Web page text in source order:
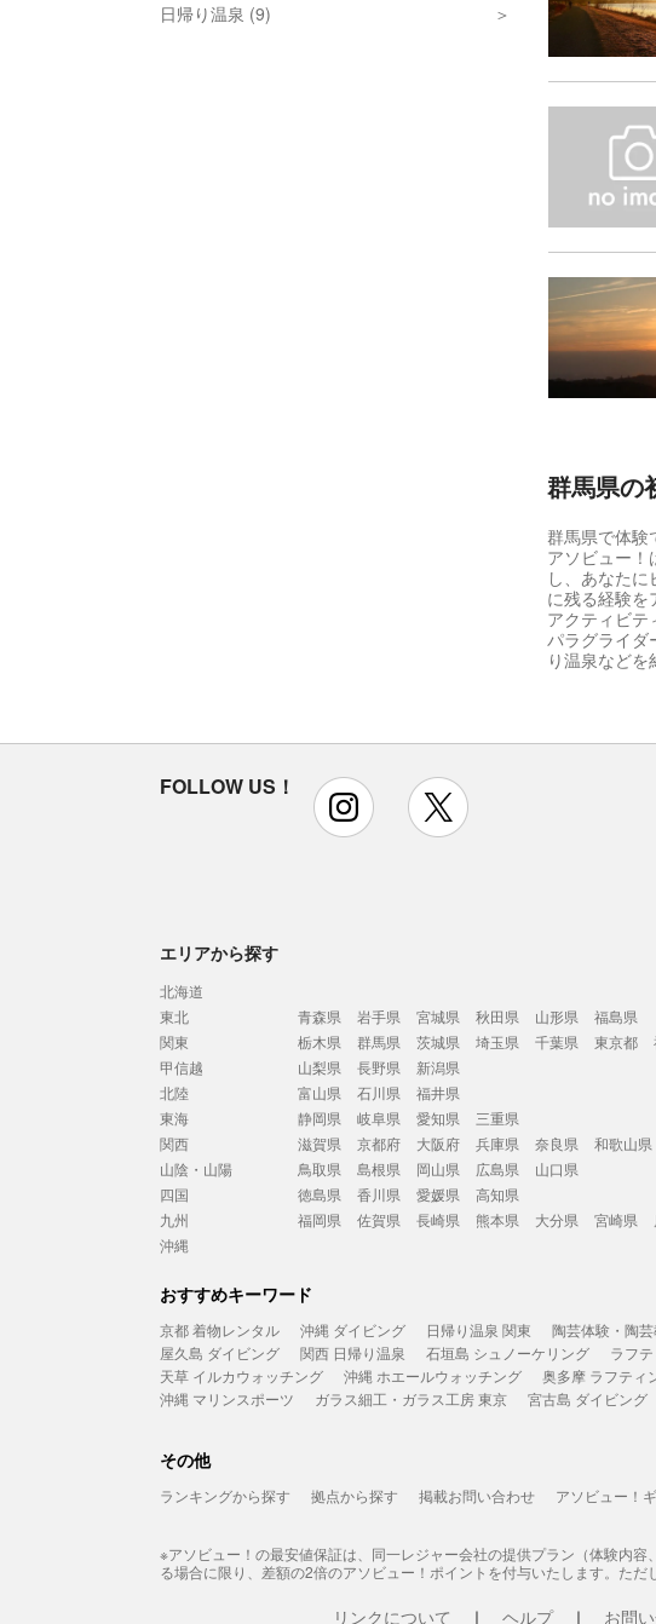
日帰り温泉 (9)
群馬県の
群馬県で体験
アソビュー！
し、あなた
に残る経験を
アクティビテ
パラグライダ
り温泉などを
FOLLOW US！ instagram
エリアから探す
北海道
東北
青森県 岩手県 宮城県 秋田県 山形県
福島県
関東
栃木県 群馬県 茨城県 埼玉県 千葉県 東京都
甲信越
山梨県 長野県
新潟県
北陸
富山県 石川県
福井県
東海
静岡県 岐阜県 愛知県
三重県
関西
滋賀県 京都府 大阪府 兵庫県 奈良県
和歌山県
山陰・山陽
鳥取県 島根県 岡山県 広島県
山口県
四国
徳島県 香川県 愛媛県
高知県
九州
福岡県 佐賀県 長崎県 熊本県 大分県 宮崎県
沖縄
おすすめキーワード
京都 着物レンタル 沖縄 ダイビング 日帰り温泉 関東 陶芸体験・陶
屋久島 ダイビング
関西 日帰り温泉 石垣島 シュノーケリング ラフ
天草 イルカウォッチング
沖縄 ホエールウォッチング 奥多摩 ラフティ
沖縄 マリンスポーツ
ガラス細工・ガラス工房 東京 宮古島 ダイビング
その他
ランキングから探す 拠点から探す 掲載お問い合わせ アソビュー！
※アソビュー！の最安値保証は、同一レジャー会社の提供プラン（体験内
る場合に限り、差額の2倍のアソビュー！ポイントを付与いたします。た
リンクについて ヘルプ お問